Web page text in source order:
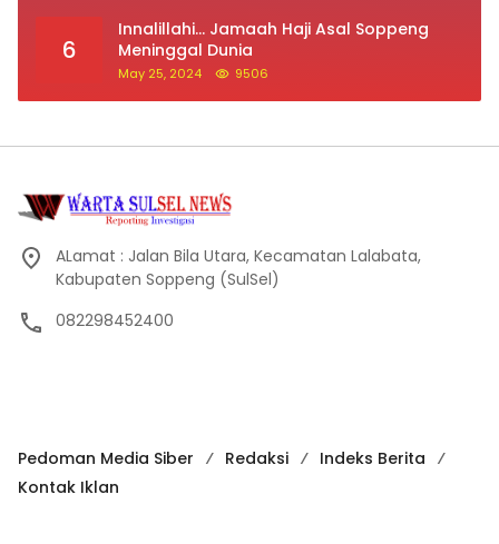
6
Innalillahi… Jamaah Haji Asal Soppeng
Meninggal Dunia
May 25, 2024 9506
ALamat : Jalan Bila Utara, Kecamatan Lalabata,
Kabupaten Soppeng (SulSel)
082298452400
Pedoman Media Siber Redaksi
Indeks Berita
Kontak Iklan